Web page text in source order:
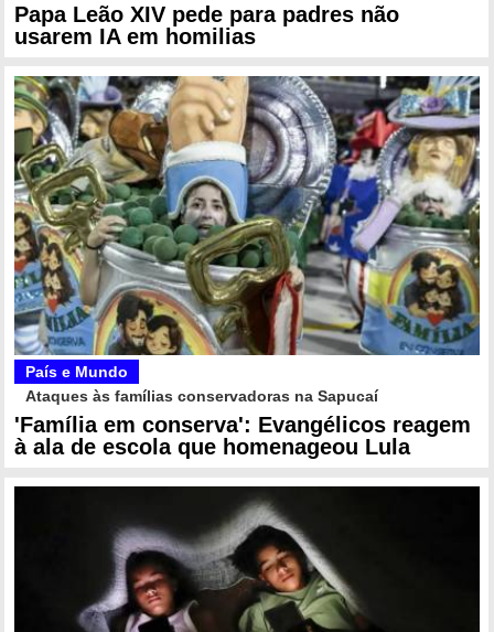
Papa Leão XIV pede para padres não
usarem IA em homilias
País e Mundo
Ataques às famílias conservadoras na Sapucaí
'Família em conserva': Evangélicos reagem
à ala de escola que homenageou Lula